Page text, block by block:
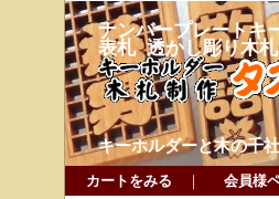
ナンバープレート
表札 透かし彫り木札
キーホルダーと木の千
カートをみる ｜ 会員様